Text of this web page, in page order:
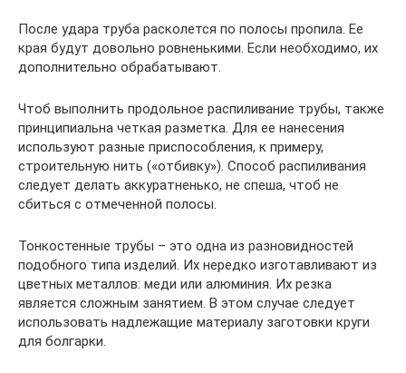
После удара труба расколется по полосы пропила. Ее
края будут довольно ровненькими. Если необходимо, их
дополнительно обрабатывают.
Чтоб выполнить продольное распиливание трубы, также
принципиальна четкая разметка. Для ее нанесения
используют разные приспособления, к примеру,
строительную нить («отбивку»). Способ распиливания
следует делать аккуратненько, не спеша, чтоб не
сбиться с отмеченной полосы.
Тонкостенные трубы – это одна из разновидностей
подобного типа изделий. Их нередко изготавливают из
цветных металлов: меди или алюминия. Их резка
является сложным занятием. В этом случае следует
использовать надлежащие материалу заготовки круги
для болгарки.